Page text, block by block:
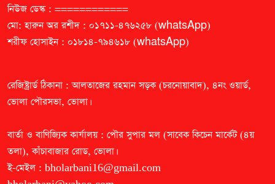
নিউজ ডেস্ক : ============
মো: হারুন অর রশীদ : ০১৭১১-৪৭৬২৫৮ (whatsApp)
শরীফ হোসাইন : ০১৮১৪-৭৯৪৬১৮ (whatsApp)
রেজিষ্ট্রার্ড ঠিকানা : আলতাজের রহমান সড়ক (চরনোয়াবাদ), ৪নং ওয়ার্ড,
ভোলা পৌরসভা, ভোলা।
বার্তা ও বাণিজ্যিক কার্যালয় : পৌর সুপার মল (সাবেক কিচেন মার্কেট (৪য়
তলা), কাঁচাবাজার রোড, ভোলা।
ই-মেইল : bholarbani16@gmail.com